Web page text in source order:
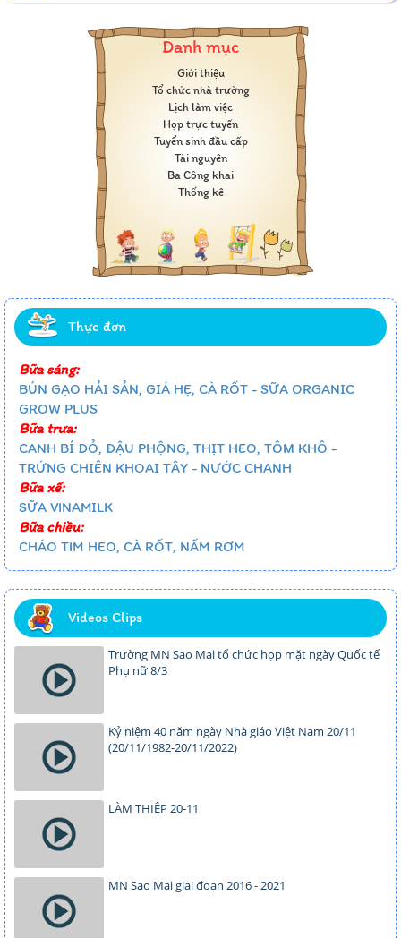
Danh mục
Giới thiệu
Tổ chức nhà trường
Lịch làm việc
Họp trực tuyến
Tuyển sinh đầu cấp
Tài nguyên
Ba Công khai
Thống kê
Thực đơn
Bữa sáng:
BÚN GẠO HẢI SẢN, GIÁ HẸ, CÀ RỐT - SỮA ORGANIC
GROW PLUS
Bữa trưa:
CANH BÍ ĐỎ, ĐẬU PHỘNG, THỊT HEO, TÔM KHÔ -
TRỨNG CHIÊN KHOAI TÂY - NƯỚC CHANH
Bữa xế:
SỮA VINAMILK
Bữa chiều:
CHÁO TIM HEO, CÀ RỐT, NẤM RƠM
Videos Clips
Trường MN Sao Mai tổ chức họp mặt ngày Quốc tế
Phụ nữ 8/3
Kỷ niệm 40 năm ngày Nhà giáo Việt Nam 20/11
(20/11/1982-20/11/2022)
LÀM THIỆP 20-11
MN Sao Mai giai đoạn 2016 - 2021